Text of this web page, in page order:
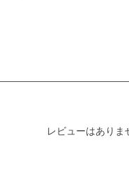
レビューはありま